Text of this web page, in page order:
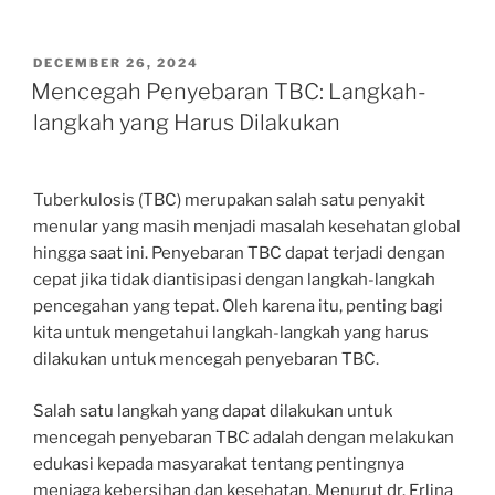
POSTED
ON
DECEMBER 26, 2024
Mencegah Penyebaran TBC: Langkah-
langkah yang Harus Dilakukan
Tuberkulosis (TBC) merupakan salah satu penyakit
menular yang masih menjadi masalah kesehatan global
hingga saat ini. Penyebaran TBC dapat terjadi dengan
cepat jika tidak diantisipasi dengan langkah-langkah
pencegahan yang tepat. Oleh karena itu, penting bagi
kita untuk mengetahui langkah-langkah yang harus
dilakukan untuk mencegah penyebaran TBC.
Salah satu langkah yang dapat dilakukan untuk
mencegah penyebaran TBC adalah dengan melakukan
edukasi kepada masyarakat tentang pentingnya
menjaga kebersihan dan kesehatan. Menurut dr. Erlina